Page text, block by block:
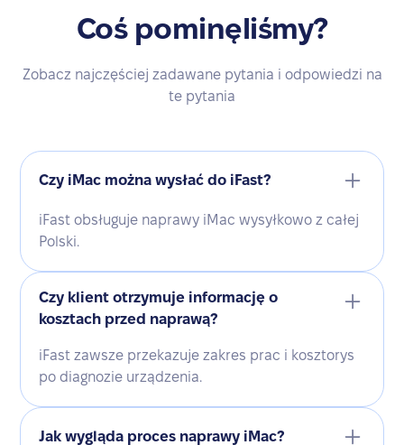
Coś pominęliśmy?
Zobacz najczęściej zadawane pytania i odpowiedzi na
te pytania
Czy iMac można wysłać do iFast?
iFast obsługuje naprawy iMac wysyłkowo z całej
Polski.
Czy klient otrzymuje informację o
kosztach przed naprawą?
iFast zawsze przekazuje zakres prac i kosztorys
po diagnozie urządzenia.
Jak wygląda proces naprawy iMac?